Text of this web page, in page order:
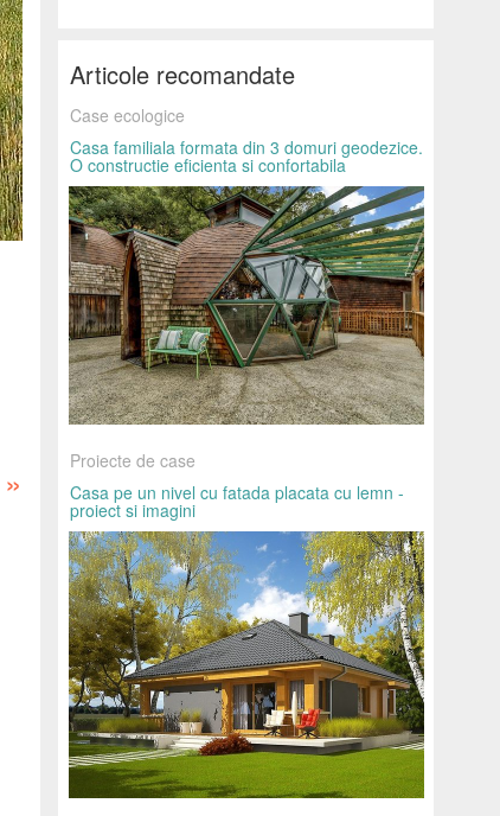
»
Articole recomandate
Case ecologice
Casa familiala formata din 3 domuri geodezice.
O constructie eficienta si confortabila
Proiecte de case
Casa pe un nivel cu fatada placata cu lemn -
proiect si imagini